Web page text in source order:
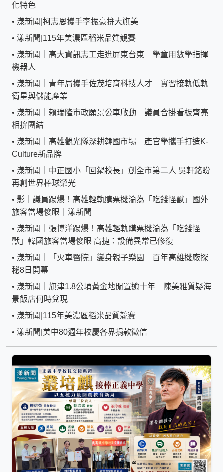
化特色
• 漾新聞|柯志恩攜手李振豪拚大旗美
• 漾新聞|115年美濃區稻米品質競賽
• 漾新聞｜高大資訊志工走進屏東台東 學童用數學指揮
機器人
• 漾新聞｜青年局攜手佐茂培育科技人才 實習接軌低軌
衛星與儲能產業
• 漾新聞｜賴瑞隆市政願景公車啟動 議員合掛看板齊亮
相拚團結
• 漾新聞｜高雄觀光隊深耕韓國市場 產官學攜手打造K-
Culture新品牌
• 漾新聞｜中正國小「回鍋校長」創全市第二人 吳軒銘盼
再創世界棒球榮光
• 影｜議員踢爆！高雄輕軌購票機淪為「吃錢怪獸」國外
旅客當場傻眼｜漾新聞
• 漾新聞｜張博洋踢爆！高雄輕軌購票機淪為「吃錢怪
獸」韓國旅客當場傻眼 高捷：設備異常已修復
• 漾新聞｜「火車醫院」變身親子樂園 百年高雄機廠探
秘8日開幕
• 漾新聞｜旗津1.8公頃黃金地閒置逾十年 陳美雅質疑海
景飯店何時兌現
• 漾新聞|115年美濃區稻米品質競賽
• 漾新聞|美中80週年校慶各界捐款徵信